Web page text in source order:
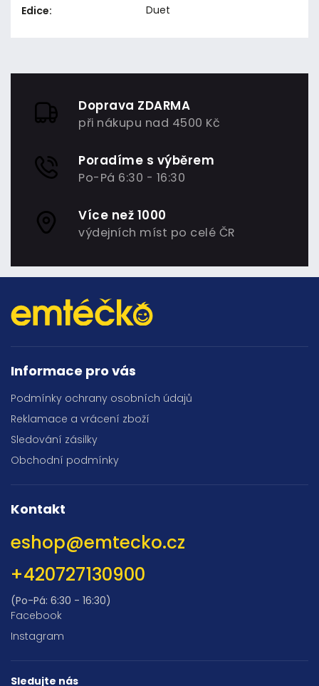
Edice: Duet
Doprava ZDARMA
při nákupu nad 4500 Kč
Poradíme s výběrem
Po-Pá 6:30 - 16:30
Více než 1000
výdejních míst po celé ČR
Informace pro vás
Podmínky ochrany osobních údajů
Reklamace a vrácení zboží
Sledování zásilky
Obchodní podmínky
Kontakt
eshop@emtecko.cz
+420727130900
(Po-Pá: 6:30 - 16:30)
Facebook
Instagram
Sledujte nás